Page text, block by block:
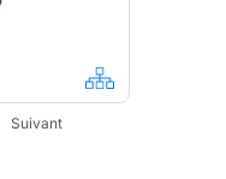
Suivant